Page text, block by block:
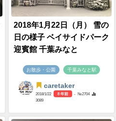
2018年1月22日（月） 雪の
日の様子 ベイサイドパーク
迎賓館 千葉みなと
お散歩・公園 千葉みなと駅
caretaker
2018/1/22 8 年前
- №2704
3089